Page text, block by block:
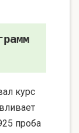
курс
проба